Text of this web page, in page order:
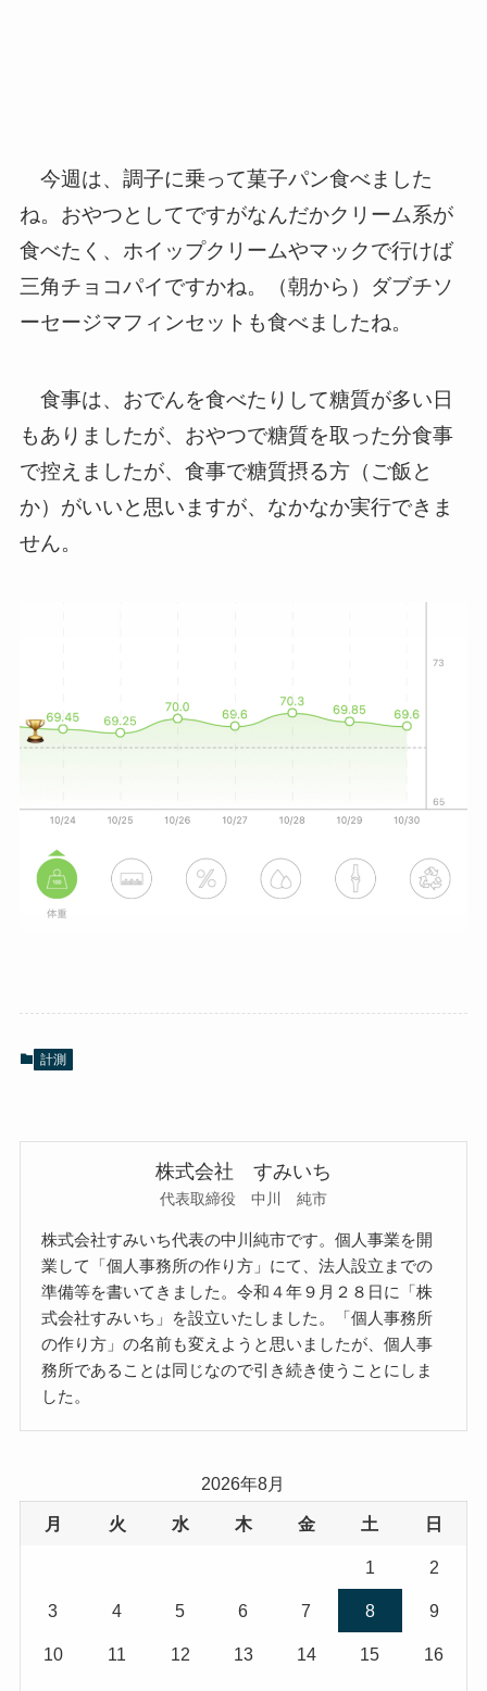
今週は、調子に乗って菓子パン食べました
ね。おやつとしてですがなんだかクリーム系が
食べたく、ホイップクリームやマックで行けば
三角チョコパイですかね。（朝から）ダブチソ
ーセージマフィンセットも食べましたね。
食事は、おでんを食べたりして糖質が多い日
もありましたが、おやつで糖質を取った分食事
で控えましたが、食事で糖質摂る方（ご飯と
か）がいいと思いますが、なかなか実行できま
せん。
計測
株式会社 すみいち
代表取締役 中川 純市
株式会社すみいち代表の中川純市です。個人事業を開
業して「個人事務所の作り方」にて、法人設立までの
準備等を書いてきました。令和４年９月２８日に「株
式会社すみいち」を設立いたしました。「個人事務所
の作り方」の名前も変えようと思いましたが、個人事
務所であることは同じなので引き続き使うことにしま
した。
2026年8月
月 火 水 木 金 土 日
1 2
3 4 5 6 7 8 9
10 11 12 13 14 15 16